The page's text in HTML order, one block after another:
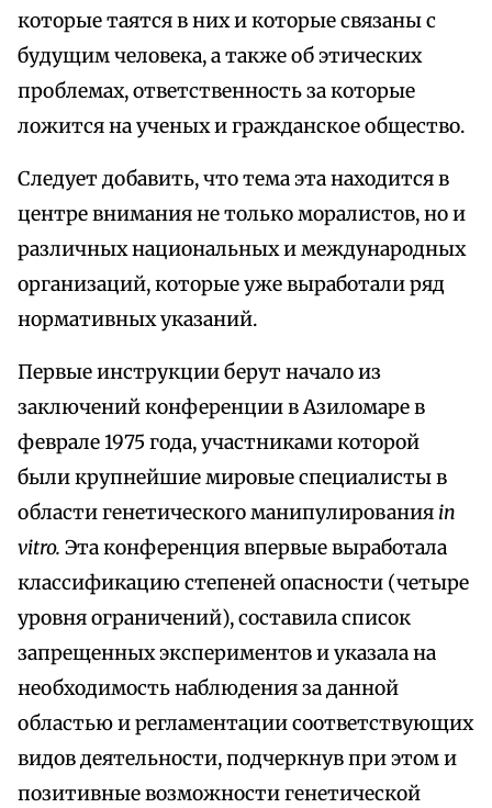
которые таятся в них и которые связаны с
будущим человека, а также об этических
проблемах, ответственность за которые
ложится на ученых и гражданское общество.
Следует добавить, что тема эта находится в
центре внимания не только моралистов, но и
различных национальных и международных
организаций, которые уже выработали ряд
нормативных указаний.
Первые инструкции берут начало из
заключений конференции в Азиломаре в
феврале 1975 года, участниками которой
были крупнейшие мировые специалисты в
области генетического манипулирования in
vitro. Эта конференция впервые выработала
классификацию степеней опасности (четыре
уровня ограничений), составила список
запрещенных экспериментов и указала на
необходимость наблюдения за данной
областью и регламентации соответствующих
видов деятельности, подчеркнув при этом и
позитивные возможности генетической